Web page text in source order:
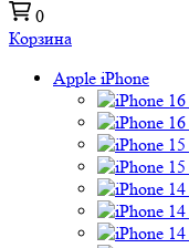
0
Корзина
Apple iPhone